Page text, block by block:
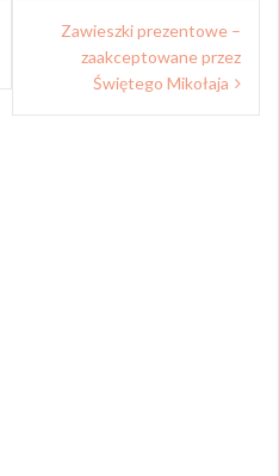
Zawieszki prezentowe –
zaakceptowane przez
Świętego Mikołaja